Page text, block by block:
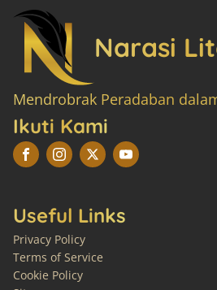
Narasi
Mendrobrak Peradaban
Ikuti Kami
Useful Links
Privacy Policy
Terms of Service
Cookie Policy